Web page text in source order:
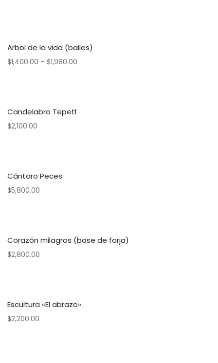
Arbol de la vida (bailes)
$1,400.00 – $1,980.00
Candelabro Tepetl
$2,100.00
Cántaro Peces
$5,800.00
Corazón milagros (base de forja)
$2,800.00
Escultura «El abrazo»
$2,200.00